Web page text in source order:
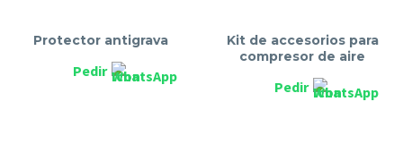
Protector antigrava
Pedir
Kit de accesorios para
compresor de aire
Pedir